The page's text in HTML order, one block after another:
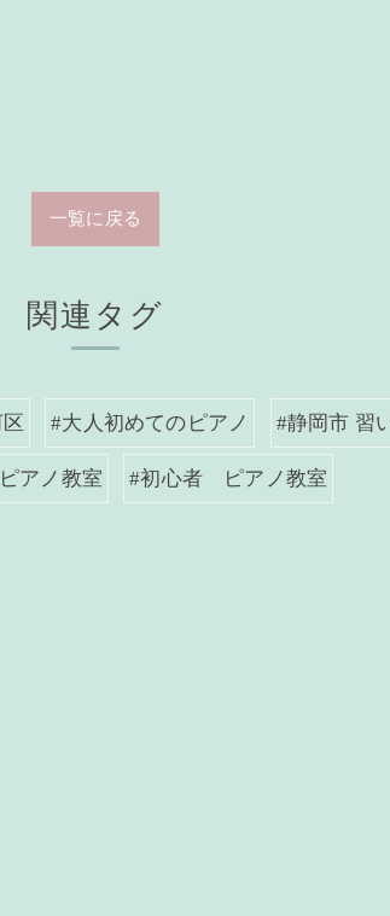
一覧に戻る
関連タグ
#大人初めてのピアノ #静岡市 習
アノ教室 #初心者 ピアノ教室